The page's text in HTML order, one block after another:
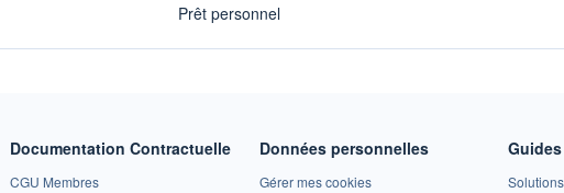
Prêt personnel
Documentation Contractuelle
CGU Membres
Données personnelles
Gérer mes cookies